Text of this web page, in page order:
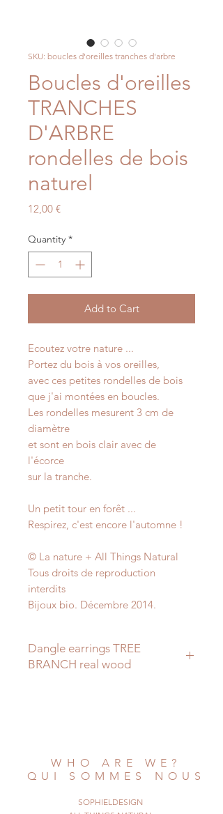
SKU: boucles d'oreilles tranches d'arbre
Boucles d'oreilles
TRANCHES
D'ARBRE
rondelles de bois
naturel
12,00 €Price
Quantity *
Add to Cart
Ecoutez votre nature ...
Portez du bois à vos oreilles,
avec ces petites rondelles de bois
que j'ai montées en boucles.
Les rondelles mesurent 3 cm de
diamètre
et sont en bois clair avec de
l'écorce
sur la tranche.
Un petit tour en forêt ...
Respirez, c'est encore l'automne !
© La nature + All Things Natural
Tous droits de reproduction
interdits
Bijoux bio. Décembre 2014.
Dangle earrings TREE
BRANCH real wood
The slices are 3cm wide, and 0.5 cm
high.
(1,1 and 0.19 inches)
WHO ARE WE?
QUI SOMMES NOUS
SOPHIELDESIGN